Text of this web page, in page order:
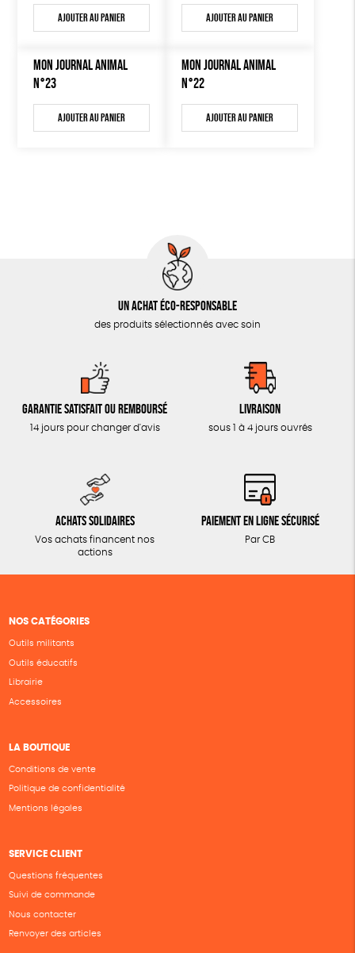
Ajouter au panier Ajouter au panier
MON JOURNAL ANIMAL
N°23
Ajouter au panier
MON JOURNAL ANIMAL
N°22
Ajouter au panier
Un achat éco-responsable
des produits sélectionnés avec soin
Garantie satisfait ou remboursé
14 jours pour changer d'avis
Livraison
sous 1 à 4 jours ouvrés
Achats solidaires
Vos achats financent nos
actions
Paiement en ligne sécurisé
Par CB
NOS CATÉGORIES
Outils militants
Outils éducatifs
Librairie
Accessoires
LA BOUTIQUE
Conditions de vente
Politique de confidentialité
Mentions légales
SERVICE CLIENT
Questions fréquentes
Suivi de commande
Nous contacter
Renvoyer des articles